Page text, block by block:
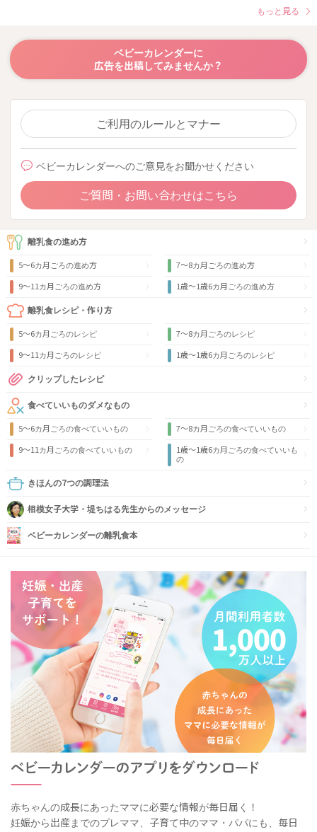
もっと見る
ベビーカレンダーに
広告を出稿してみませんか？
ご利用のルールとマナー
ベビーカレンダーへのご意見をお聞かせください
ご質問・お問い合わせはこちら
離乳食の進め方
5～6カ月ごろの進め方 7～8カ月ごろの進め方
9〜11カ月ごろの進め方 1歳〜1歳6カ月ごろの進め方
離乳食レシピ・作り方
5～6カ月ごろのレシピ 7～8カ月ごろのレシピ
9〜11カ月ごろのレシピ 1歳〜1歳6カ月ごろのレシピ
クリップしたレシピ
食べていいものダメなもの
5～6カ月ごろの食べていいもの 7～8カ月ごろの食べていいもの
9〜11カ月ごろの食べていいもの
1歳〜1歳6カ月ごろの食べていいも
の
きほんの7つの調理法
相模女子大学・堤ちはる先生からのメッセージ
ベビーカレンダーの離乳食本
赤ちゃんの成長にあったママに必要な情報が毎日届く！
妊娠から出産までのプレママ、子育て中のママ・パパにも、毎日